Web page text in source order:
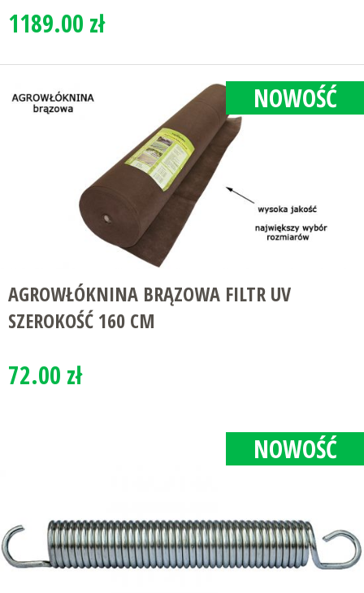
1189.00 zł
NOWOŚĆ
AGROWŁÓKNINA BRĄZOWA FILTR UV
SZEROKOŚĆ 160 CM
72.00 zł
NOWOŚĆ